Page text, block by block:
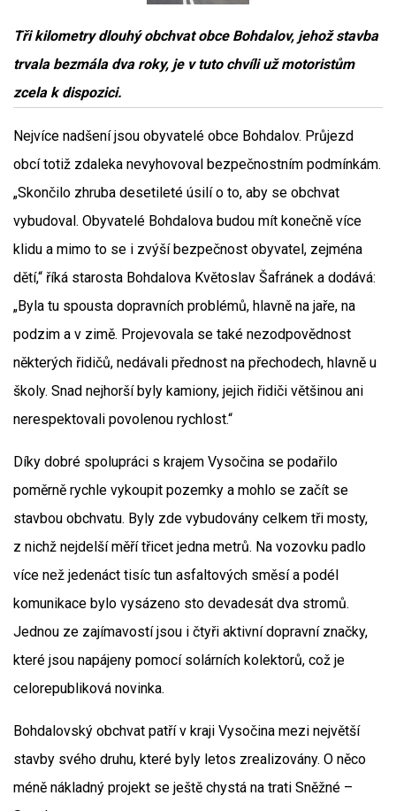
Tři kilometry dlouhý obchvat obce Bohdalov, jehož stavba
trvala bezmála dva roky, je v tuto chvíli už motoristům
zcela k dispozici.
Nejvíce nadšení jsou obyvatelé obce Bohdalov. Průjezd
obcí totiž zdaleka nevyhovoval bezpečnostním podmínkám.
„Skončilo zhruba desetileté úsilí o to, aby se obchvat
vybudoval. Obyvatelé Bohdalova budou mít konečně více
klidu a mimo to se i zvýší bezpečnost obyvatel, zejména
dětí,“ říká starosta Bohdalova Květoslav Šafránek a dodává:
„Byla tu spousta dopravních problémů, hlavně na jaře, na
podzim a v zimě. Projevovala se také nezodpovědnost
některých řidičů, nedávali přednost na přechodech, hlavně u
školy. Snad nejhorší byly kamiony, jejich řidiči většinou ani
nerespektovali povolenou rychlost.“
Díky dobré spolupráci s krajem Vysočina se podařilo
poměrně rychle vykoupit pozemky a mohlo se začít se
stavbou obchvatu. Byly zde vybudovány celkem tři mosty,
z nichž nejdelší měří třicet jedna metrů. Na vozovku padlo
více než jedenáct tisíc tun asfaltových směsí a podél
komunikace bylo vysázeno sto devadesát dva stromů.
Jednou ze zajímavostí jsou i čtyři aktivní dopravní značky,
které jsou napájeny pomocí solárních kolektorů, což je
celorepubliková novinka.
Bohdalovský obchvat patří v kraji Vysočina mezi největší
stavby svého druhu, které byly letos zrealizovány. O něco
méně nákladný projekt se ještě chystá na trati Sněžné –